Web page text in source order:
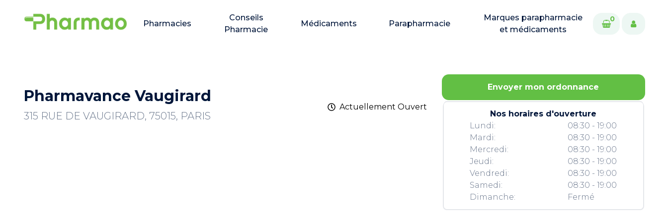
Pharmacies
Conseils
Pharmacie
Médicaments Parapharmacie
Marques parapharmacie
et médicaments
0
Pharmavance Vaugirard
315 RUE DE VAUGIRARD, 75015, PARIS
Actuellement Ouvert
Envoyer mon ordonnance
Nos horaires d'ouverture
Lundi:
Mardi:
Mercredi:
Jeudi:
Vendredi:
Samedi:
Dimanche:
08:30 - 19:00
08:30 - 19:00
08:30 - 19:00
08:30 - 19:00
08:30 - 19:00
08:30 - 19:00
Fermé